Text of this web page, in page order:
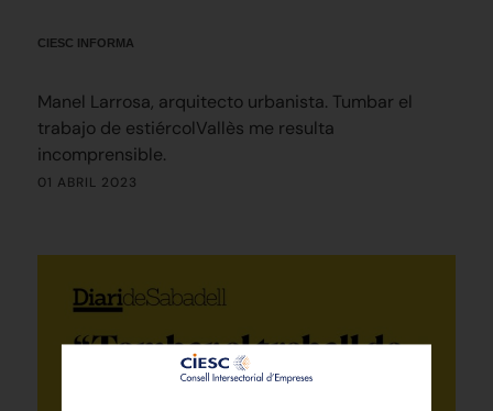
CIESC INFORMA
Manel Larrosa, arquitecto urbanista. Tumbar el
trabajo de estiércolVallès me resulta
incomprensible.
01 ABRIL 2023